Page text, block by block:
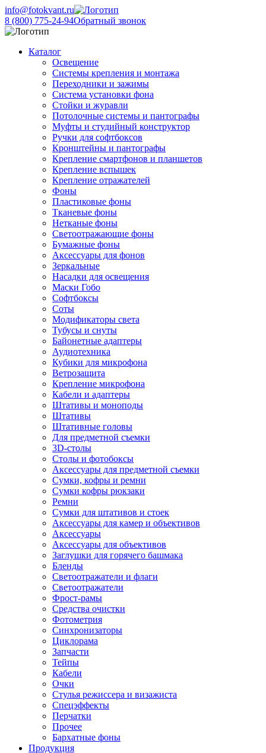
info@fotokvant.ru
8 (800) 775-24-94Обратный звонок
Каталог
Освещение
Системы крепления и монтажа
Переходники и зажимы
Система установки фона
Стойки и журавли
Потолочные системы и пантографы
Муфты и студийный конструктор
Ручки для софтбоксов
Кронштейны и пантографы
Крепление смартфонов и планшетов
Крепление вспышек
Крепление отражателей
Фоны
Пластиковые фоны
Тканевые фоны
Нетканые фоны
Светоотражающие фоны
Бумажные фоны
Аксессуары для фонов
Зеркальные
Насадки для освещения
Маски Гобо
Софтбоксы
Соты
Модификаторы света
Тубусы и снуты
Байонетные адаптеры
Аудиотехника
Кубики для микрофона
Ветрозащита
Крепление микрофона
Кабели и адаптеры
Штативы и моноподы
Штативы
Штативные головы
Для предметной съемки
3D-столы
Столы и фотобоксы
Аксессуары для предметной съемки
Сумки, кофры и ремни
Сумки кофры рюкзаки
Ремни
Сумки для штативов и стоек
Аксессуары для камер и объективов
Аксессуары
Аксессуары для объективов
Заглушки для горячего башмака
Бленды
Светоотражатели и флаги
Светоотражатели
Фрост-рамы
Средства очистки
Фотометрия
Синхронизаторы
Циклорама
Запчасти
Тейпы
Кабели
Очки
Стулья режиссера и визажиста
Спецэффекты
Перчатки
Прочее
Бархатные фоны
Продукция